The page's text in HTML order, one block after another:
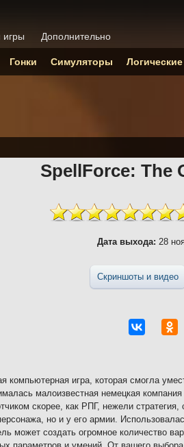
SpellForce: The
Дата выхода: 28
Скриншоты и видео
компьютерная игра, которая смогла
малоизвестная немецкая
скорее, как РПГ, нежели стратегия,
но и у его армии.
может создать огромное количество
Дополнительно
Гонки Симуляторы Логические